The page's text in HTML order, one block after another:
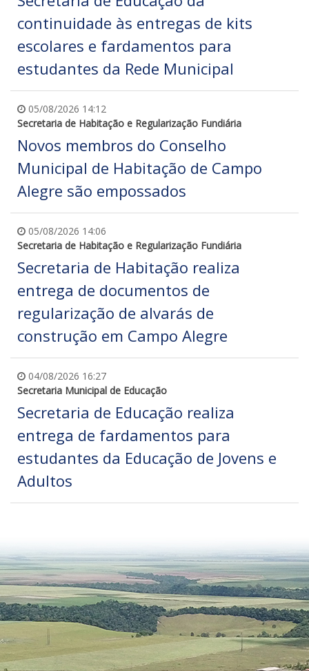
continuidade às entregas de kits
escolares e fardamentos para
estudantes da Rede Municipal
05/08/2026 14:12
Secretaria de Habitação e Regularização Fundiária
Novos membros do Conselho
Municipal de Habitação de Campo
Alegre são empossados
05/08/2026 14:06
Secretaria de Habitação e Regularização Fundiária
Secretaria de Habitação realiza
entrega de documentos de
regularização de alvarás de
construção em Campo Alegre
04/08/2026 16:27
Secretaria Municipal de Educação
Secretaria de Educação realiza
entrega de fardamentos para
estudantes da Educação de Jovens e
Adultos